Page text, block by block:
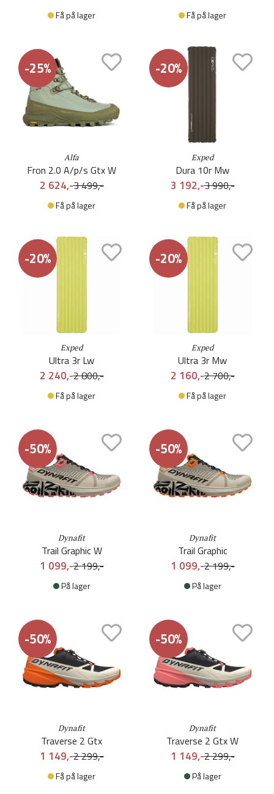
Få på lager Få på lager
-25%
Alfa
Fron 2.0 A/p/s Gtx W
3 499,-
2 624,-
Få på lager
-20%
Exped
Dura 10r Mw
3 990,-
3 192,-
Få på lager
-20%
Exped
Ultra 3r Lw
2 800,-
2 240,-
Få på lager
-20%
Exped
Ultra 3r Mw
2 700,-
2 160,-
Få på lager
-50%
Dynafit
Trail Graphic W
2 199,-
1 099,-
På lager
-50%
Dynafit
Trail Graphic
2 199,-
1 099,-
På lager
-50%
Dynafit
Traverse 2 Gtx
2 299,-
1 149,-
Få på lager
-50%
Dynafit
Traverse 2 Gtx W
2 299,-
1 149,-
På lager